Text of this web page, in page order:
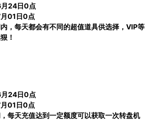
24日0点
01日0点
，每天都会有不同的超值道具供选择， VIP等
！
24日0点
01日0点
每天充值达到一定额度可以获取一次转盘机